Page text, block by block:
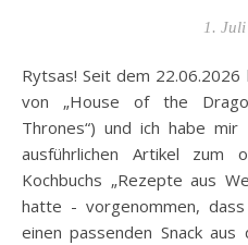
1.
Rytsas! Seit dem 22.06.2026 läuft endlich die dritte Staffel
von „House of the
Thrones“) und ich habe
ausführlichen Artikel zum
Kochbuchs „Rezepte aus
hatte - vorgenommen,
einen passenden Snack